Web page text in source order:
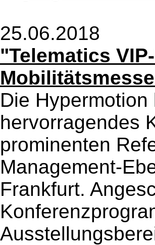
25.06.2018
"Telematics
Die
hervorragendes
prominenten
Management-
Frankfurt.